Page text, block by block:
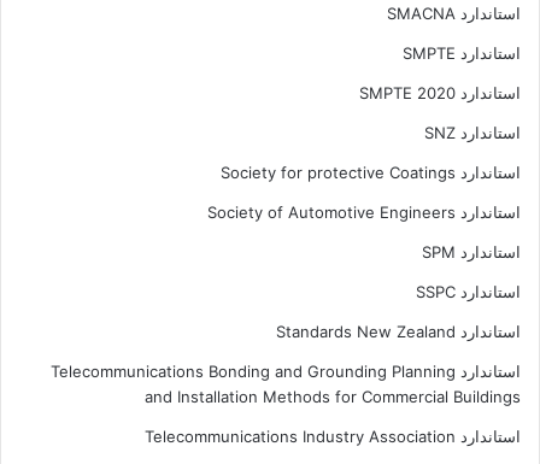
استاندارد SMACNA
استاندارد SMPTE
استاندارد SMPTE 2020
استاندارد SNZ
استاندارد Society for protective Coatings
استاندارد Society of Automotive Engineers
استاندارد SPM
استاندارد SSPC
استاندارد Standards New Zealand
استاندارد Telecommunications Bonding and Grounding Planning
and Installation Methods for Commercial Buildings
استاندارد Telecommunications Industry Association